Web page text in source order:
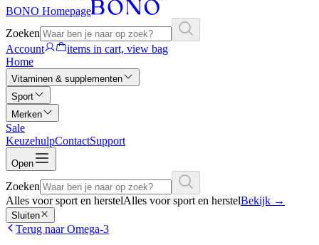
BONO Homepage
Zoeken
Account
items in cart, view bag
Home
Vitaminen & supplementen
Sport
Merken
Sale
KeuzehulpContactSupport
Open
Zoeken
Alles voor sport en herstelAlles voor sport en herstelBekijk →
Sluiten
Terug naar Omega-3